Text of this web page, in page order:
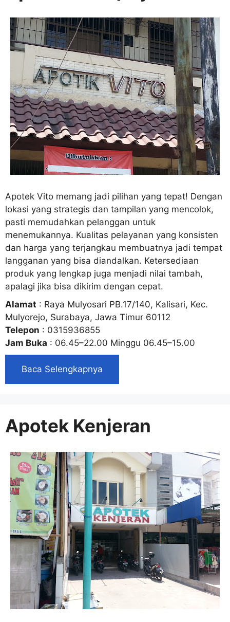
Apotek Vito memang jadi pilihan yang tepat! Dengan
lokasi yang strategis dan tampilan yang mencolok,
pasti memudahkan pelanggan untuk
menemukannya. Kualitas pelayanan yang konsisten
dan harga yang terjangkau membuatnya jadi tempat
langganan yang bisa diandalkan. Ketersediaan
produk yang lengkap juga menjadi nilai tambah,
apalagi jika bisa dikirim dengan cepat.
Alamat : Raya Mulyosari PB.17/140, Kalisari, Kec.
Mulyorejo, Surabaya, Jawa Timur 60112
Telepon : 0315936855
Jam Buka : 06.45–22.00 Minggu 06.45–15.00
Baca Selengkapnya
Apotek Kenjeran